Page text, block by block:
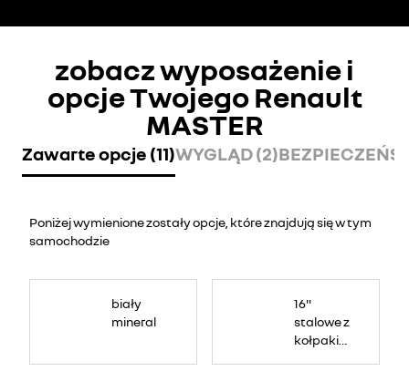
zobacz wyposażenie i
opcje Twojego Renault
MASTER
Zawarte opcje (11)WYGLĄD (2)
Poniżej wymienione zostały opcje, które znajdują się w tym
samochodzie
biały
mineral
16"
stalowe z
kołpakiem